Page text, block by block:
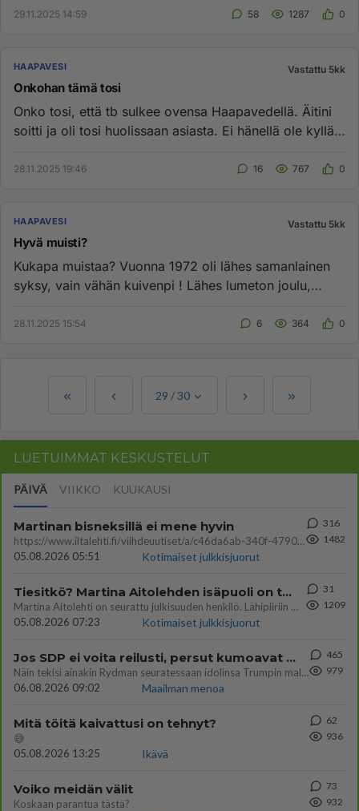
29.11.2025 14:59 58 1287 0
HAAPAVESI Vastattu 5kk
Onkohan tämä tosi
Onko tosi, että tb sulkee ovensa Haapavedellä. Äitini
soitti ja oli tosi huolissaan asiasta. Ei hänellä ole kyllä
28.11.2025 19:46 16 767 0
HAAPAVESI Vastattu 5kk
Hyvä muisti?
Kukapa muistaa? Vuonna 1972 oli lähes samanlainen
syksy, vain vähän kuivenpi ! Lähes lumeton joulu,
28.11.2025 15:54 6 364 0
29 /30
LUETUIMMAT KESKUSTELUT
PÄIVÄ VIIKKO KUUKAUSI
Martinan bisneksillä ei mene hyvin
https://www.iltalehti.fi/viihdeuutiset/a/c46da6ab-340f-4790-aaa7-0865eed2336 Yrityksen konkurssihakemus on tullut kärä
05.08.2026 05:51
Kotimaiset julkkisjuorut
316
1482
Tiesitkö? Martina Aitolehden isäpuoli on tämä suosittu laulaja
Martina Aitolehti on seurattu julkisuuden henkilö. Lähipiiriin mahtuu muitakin tunnettuja henkilöitä. Tiesitkö, että Ma
05.08.2026 07:23
Kotimaiset julkkisjuorut
31
1209
Jos SDP ei voita reilusti, persut kumoavat demokratian Suomesta
Näin tekisi ainakin Rydman seuratessaan idolinsa Trumpin mallia https://www.is.fi/politiikka/art-2000012187244.html
06.08.2026 09:02
Maailman menoa
465
979
Mitä töitä kaivattusi on tehnyt?
😅
05.08.2026 13:25
Ikävä
62
936
Voiko meidän välit
Koskaan parantua tästä?
73
932